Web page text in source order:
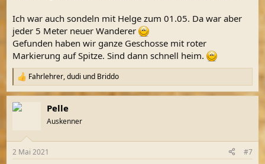
Ich war auch sondeln mit Helge zum 01.05. Da war aber
jeder 5 Meter neuer Wanderer
Gefunden haben wir ganze Geschosse mit roter
Markierung auf Spitze. Sind dann schnell heim.
R
e
a
k
e
Fahrlehrer,dudi und Briddo
Pelle
Auskenner
2 Mai 2021 #7